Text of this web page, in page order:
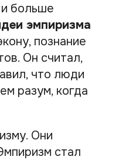
больше
эмпиризма
познание
Он считал,
что люди
разум, когда
Они
стал